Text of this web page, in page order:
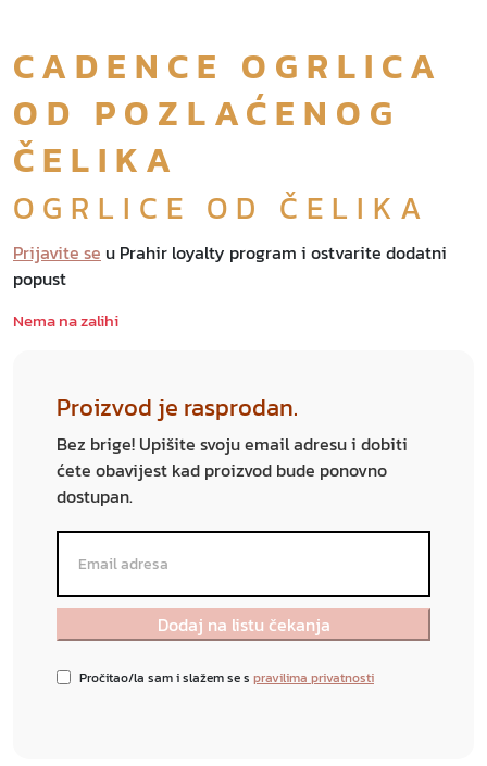
CADENCE OGRLICA
OD POZLAĆENOG
ČELIKA
OGRLICE OD ČELIKA
Prijavite se u Prahir loyalty program i ostvarite dodatni
popust
Nema na zalihi
Proizvod je rasprodan.
Bez brige! Upišite svoju email adresu i dobiti
ćete obavijest kad proizvod bude ponovno
dostupan.
Pročitao/la sam i slažem se s pravilima privatnosti